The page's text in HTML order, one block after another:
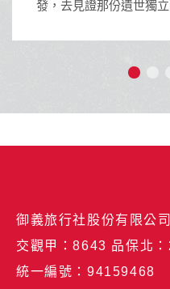
純淨與壯美！
御義旅行社股份有限公司
交觀甲：8643 品保北
統一編號：94159468